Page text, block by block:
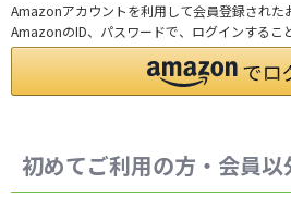
Amazonアカウントを利用して会員登録された
AmazonのID、パスワードで、ログインするこ
初めてご利用の方・会員以